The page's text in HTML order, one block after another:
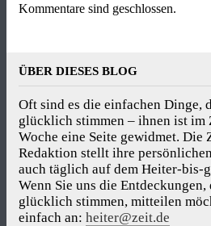
Kommentare sind geschlossen.
ÜBER DIESES BLOG
Oft sind es die einfachen Dinge,
glücklich stimmen – ihnen ist im
Woche eine Seite gewidmet. Die
Redaktion stellt ihre
auch täglich auf dem Heiter-
Wenn Sie uns die
glücklich stimmen, mitteilen
einfach an: heiter@zeit.de